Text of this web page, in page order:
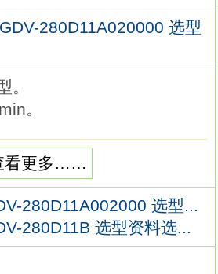
280D11A020000 选型
。
。
。
相对值。
床用。
平行键。
制动。
载时亦需高速运转的场
看更多……
280D11A002000 选型...
280D11B 选型资料选...